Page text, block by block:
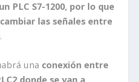
PLC S7-1200, por lo que
las señales entre
.
una conexión entre
donde se van a